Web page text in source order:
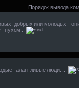
Порядок вывода
добрых или молодых -
пухом...
талантливые люди.....